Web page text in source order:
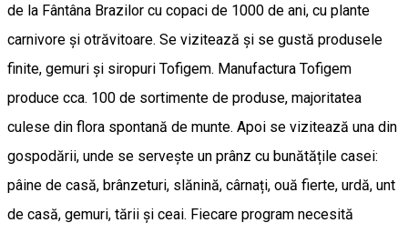
de la Fântâna Brazilor cu copaci de 1000 de ani, cu plante
carnivore și otrăvitoare. Se vizitează și se gustă produsele
finite, gemuri și siropuri Tofigem. Manufactura Tofigem
produce cca. 100 de sortimente de produse, majoritatea
culese din flora spontană de munte. Apoi se vizitează una din
gospodării, unde se servește un prânz cu bunătățile casei:
pâine de casă, brânzeturi, slănină, cârnați, ouă fierte, urdă, unt
de casă, gemuri, tării și ceai. Fiecare program necesită